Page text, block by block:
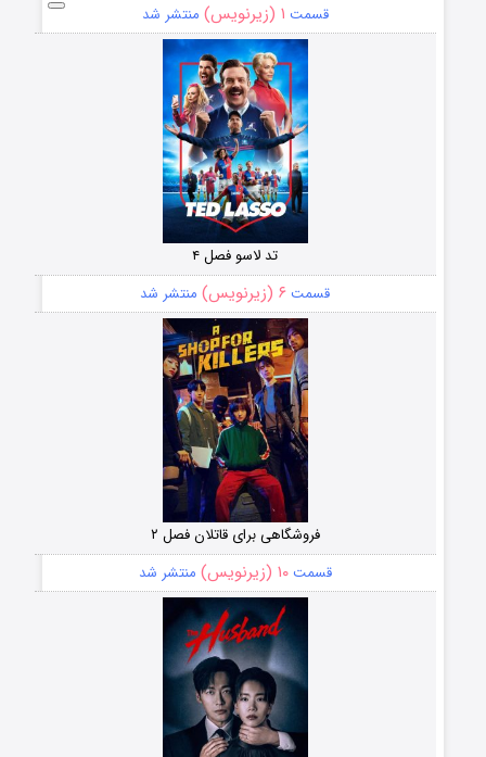
قسمت ۱ (زیرنویس) منتشر شد
تد لاسو فصل ۴
قسمت ۶ (زیرنویس) منتشر شد
فروشگاهی برای قاتلان فصل ۲
قسمت۱۰ (زیرنویس) منتشر شد